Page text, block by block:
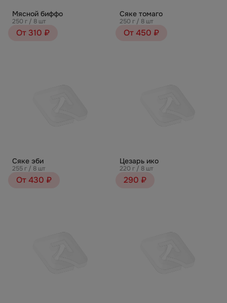
Мясной биффо
250 г / 8 шт
От 310 ₽
Сяке томаго
250 г / 8 шт
От 450 ₽
Сяке эби
255 г / 8 шт
От 430 ₽
Цезарь ико
220 г / 8 шт
290 ₽